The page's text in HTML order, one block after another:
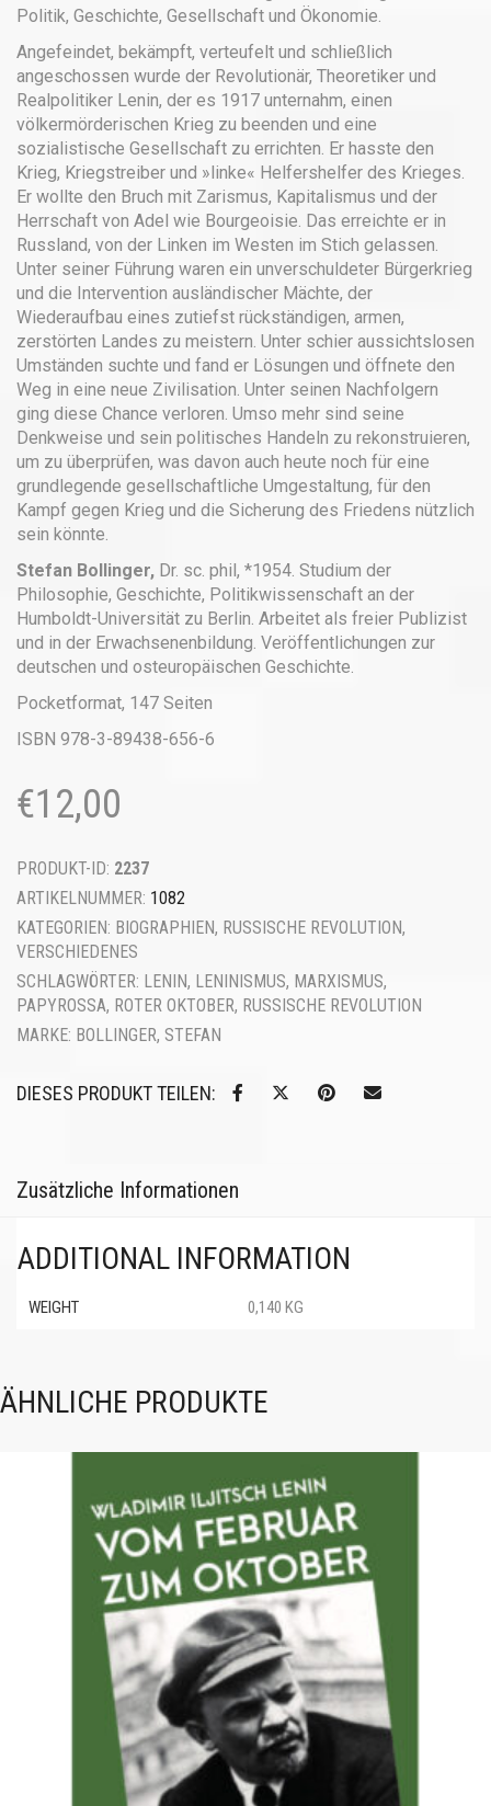
Politik, Geschichte, Gesellschaft und Ökonomie.
Angefeindet, bekämpft, verteufelt und schließlich
angeschossen wurde der Revolutionär, Theoretiker und
Realpolitiker Lenin, der es 1917 unternahm, einen
völkermörderischen Krieg zu beenden und eine
sozialistische Gesellschaft zu errichten. Er hasste den
Krieg, Kriegstreiber und »linke« Helfershelfer des Krieges.
Er wollte den Bruch mit Zarismus, Kapitalismus und der
Herrschaft von Adel wie Bourgeoisie. Das erreichte er in
Russland, von der Linken im Westen im Stich gelassen.
Unter seiner Führung waren ein unverschuldeter Bürgerkrieg
und die Intervention ausländischer Mächte, der
Wiederaufbau eines zutiefst rückständigen, armen,
zerstörten Landes zu meistern. Unter schier aussichtslosen
Umständen suchte und fand er Lösungen und öffnete den
Weg in eine neue Zivilisation. Unter seinen Nachfolgern
ging diese Chance verloren. Umso mehr sind seine
Denkweise und sein politisches Handeln zu rekonstruieren,
um zu überprüfen, was davon auch heute noch für eine
grundlegende gesellschaftliche Umgestaltung, für den
Kampf gegen Krieg und die Sicherung des Friedens nützlich
sein könnte.
Stefan Bollinger, Dr. sc. phil, *1954. Studium der
Philosophie, Geschichte, Politikwissenschaft an der
Humboldt-Universität zu Berlin. Arbeitet als freier Publizist
und in der Erwachsenenbildung. Veröffentlichungen zur
deutschen und osteuropäischen Geschichte.
Pocketformat, 147 Seiten
ISBN 978-3-89438-656-6
€12,00
PRODUKT-ID: 2237
ARTIKELNUMMER: 1082
KATEGORIEN: BIOGRAPHIEN, RUSSISCHE REVOLUTION,
VERSCHIEDENES
SCHLAGWÖRTER: LENIN, LENINISMUS, MARXISMUS,
PAPYROSSA, ROTER OKTOBER, RUSSISCHE REVOLUTION
MARKE: BOLLINGER, STEFAN
DIESES PRODUKT TEILEN:
Zusätzliche Informationen
ADDITIONAL INFORMATION
WEIGHT 0,140 KG
ÄHNLICHE PRODUKTE